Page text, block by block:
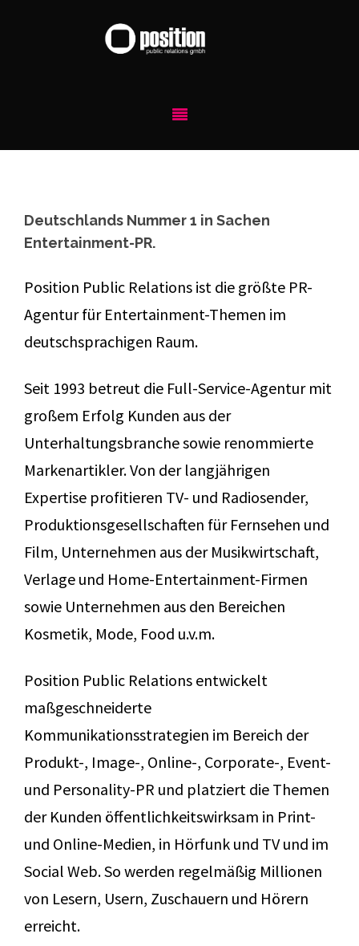
Deutschlands Nummer 1 in Sachen
Entertainment-PR.
Position Public Relations ist die größte PR-
Agentur für Entertainment-Themen im
deutschsprachigen Raum.
Seit 1993 betreut die Full-Service-Agentur mit
großem Erfolg Kunden aus der
Unterhaltungsbranche sowie renommierte
Markenartikler. Von der langjährigen
Expertise profitieren TV- und Radiosender,
Produktionsgesellschaften für Fernsehen und
Film, Unternehmen aus der Musikwirtschaft,
Verlage und Home-Entertainment-Firmen
sowie Unternehmen aus den Bereichen
Kosmetik, Mode, Food u.v.m.
Position Public Relations entwickelt
maßgeschneiderte
Kommunikationsstrategien im Bereich der
Produkt-, Image-, Online-, Corporate-, Event-
und Personality-PR und platziert die Themen
der Kunden öffentlichkeitswirksam in Print-
und Online-Medien, in Hörfunk und TV und im
Social Web. So werden regelmäßig Millionen
von Lesern, Usern, Zuschauern und Hörern
erreicht.